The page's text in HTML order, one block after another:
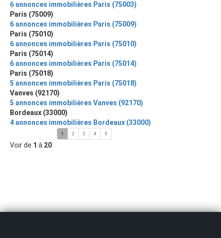
6 annonces immobilières Paris (75003)
Paris (75009)
6 annonces immobilières Paris (75009)
Paris (75010)
6 annonces immobilières Paris (75010)
Paris (75014)
6 annonces immobilières Paris (75014)
Paris (75018)
5 annonces immobilières Paris (75018)
Vanves (92170)
5 annonces immobilières Vanves (92170)
Bordeaux (33000)
4 annonces immobilières Bordeaux (33000)
Voir de 1 à 20
1 2 3 4 5